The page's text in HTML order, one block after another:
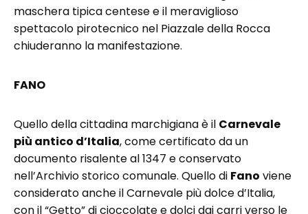
maschera tipica centese e il meraviglioso
spettacolo pirotecnico nel Piazzale della Rocca
chiuderanno la manifestazione.
FANO
Quello della cittadina marchigiana è il Carnevale
più antico d’Italia, come certificato da un
documento risalente al 1347 e conservato
nell’Archivio storico comunale. Quello di Fano viene
considerato anche il Carnevale più dolce d’Italia,
con il “Getto” di cioccolate e dolci dai carri verso le